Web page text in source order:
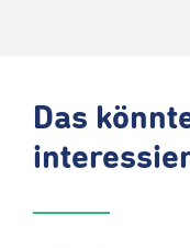
Das